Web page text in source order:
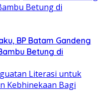
BP Batam Gandeng
Betung di